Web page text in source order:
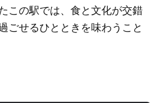
この駅では、食と文化が交錯
ごせるひとときを味わうこと